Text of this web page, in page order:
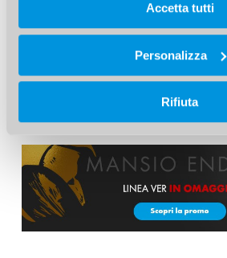
Accetta tutti
Personalizza
Rifiuta
NEL CARRELLO